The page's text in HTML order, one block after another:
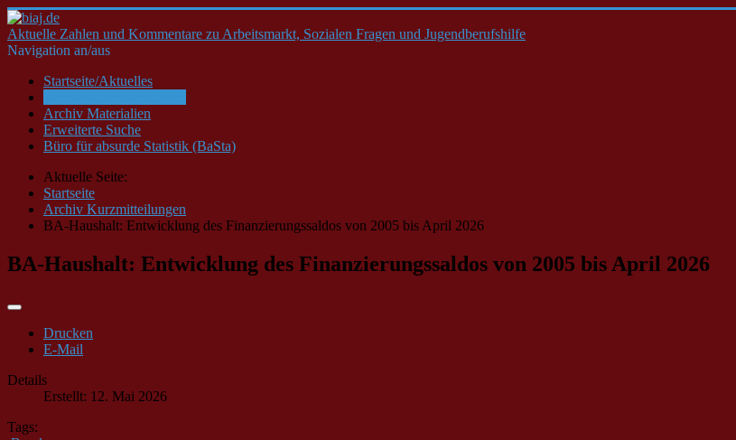
Aktuelle Zahlen und Kommentare zu Arbeitsmarkt, Sozialen Fragen und Jugendberufshilfe
Navigation an/aus
Startseite/Aktuelles
Archiv Materialien
Erweiterte Suche
Büro für absurde Statistik (BaSta)
Aktuelle Seite:
Startseite
Archiv Kurzmitteilungen
BA-Haushalt: Entwicklung des Finanzierungssaldos von 2005 bis April 2026
BA-Haushalt: Entwicklung des Finanzierungssaldos von 2005 bis April 2026
Drucken
E-Mail
Details
Erstellt: 12. Mai 2026
Tags: